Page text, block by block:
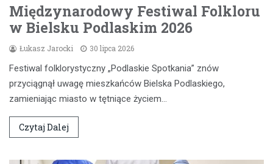
Międzynarodowy Festiwal Folkloru
w Bielsku Podlaskim 2026
Łukasz Jarocki 30 lipca 2026
Festiwal folklorystyczny „Podlaskie Spotkania” znów
przyciągnął uwagę mieszkańców Bielska Podlaskiego,
zamieniając miasto w tętniące życiem…
Czytaj Dalej